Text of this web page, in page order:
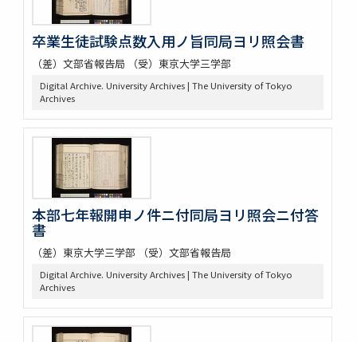
卒業生徒試験点数入用ノ旨同局ヨリ照会書
（差）文部省報告局 （受）東京大学三学部
Digital Archive. University Archives | The University of Tokyo
Archives
本部七年報開申ノ件ニ付同局ヨリ照会ニ付答
書
（差）東京大学三学部 （受）文部省報告局
Digital Archive. University Archives | The University of Tokyo
Archives